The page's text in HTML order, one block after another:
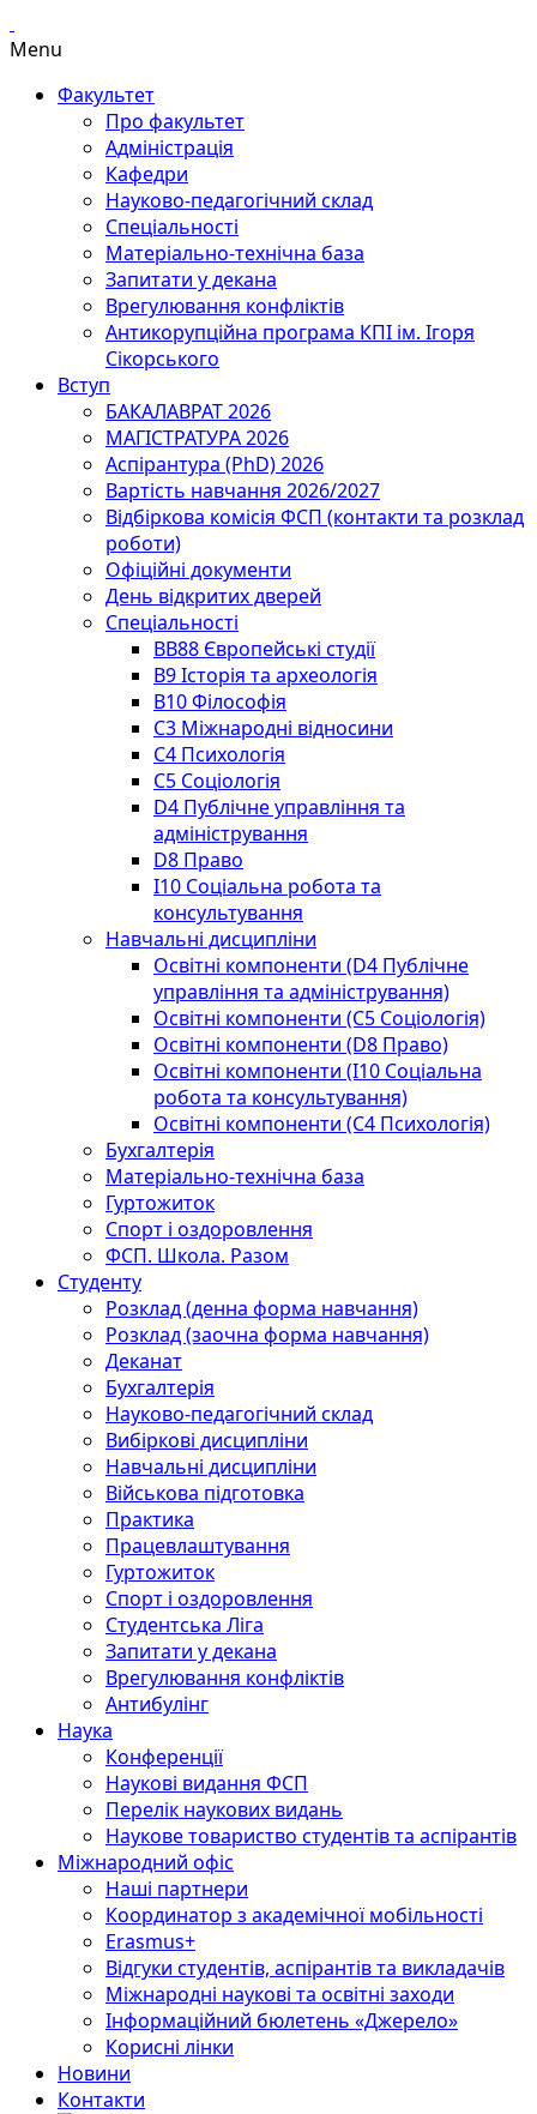
Menu
Факультет
Про факультет
Адміністрація
Кафедри
Науково-педагогічний склад
Спеціальності
Матеріально-технічна база
Запитати у декана
Врегулювання конфліктів
Антикорупційна програма КПІ ім. Ігоря
Сікорського
Вступ
БАКАЛАВРАТ 2026
МАГІСТРАТУРА 2026
Аспірантура (PhD) 2026
Вартість навчання 2026/2027
Відбіркова комісія ФСП (контакти та розклад
роботи)
Офіційні документи
День відкритих дверей
Спеціальності
BВ88 Європейські студії
B9 Історія та археологія
B10 Філософія
C3 Міжнародні відносини
C4 Психологія
С5 Соціологія
D4 Публічне управління та
адміністрування
D8 Право
I10 Соціальна робота та
консультування
Навчальні дисципліни
Освітні компоненти (D4 Публічне
управління та адміністрування)
Освітні компоненти (С5 Соціологія)
Освітні компоненти (D8 Право)
Освітні компоненти (I10 Соціальна
робота та консультування)
Освітні компоненти (С4 Психологія)
Бухгалтерія
Матеріально-технічна база
Гуртожиток
Спорт і оздоровлення
ФСП. Школа. Разом
Студенту
Розклад (денна форма навчання)
Розклад (заочна форма навчання)
Деканат
Бухгалтерія
Науково-педагогічний склад
Вибіркові дисципліни
Навчальні дисципліни
Військова підготовка
Практика
Працевлаштування
Гуртожиток
Спорт і оздоровлення
Студентська Ліга
Запитати у декана
Врегулювання конфліктів
Антибулінг
Наука
Конференції
Наукові видання ФСП
Перелік наукових видань
Наукове товариство студентів та аспірантів
Міжнародний офіс
Наші партнери
Координатор з академічної мобільності
Erasmus+
Відгуки студентів, аспірантів та викладачів
Міжнародні наукові та освітні заходи
Інформаційний бюлетень «Джерело»
Корисні лінки
Новини
Контакти